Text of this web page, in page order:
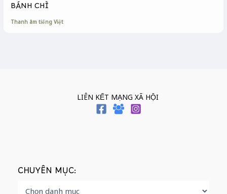
BÁNH CHÌ
Thanh âm tiếng Việt
LIÊN KẾT MẠNG XÃ HỘI
CHUYÊN MỤC: